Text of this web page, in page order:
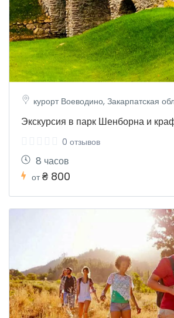
курорт Воеводино, Закарпатская
Экскурсия в парк Шенборна и
0 отзывов
8 часов
от₴ 800